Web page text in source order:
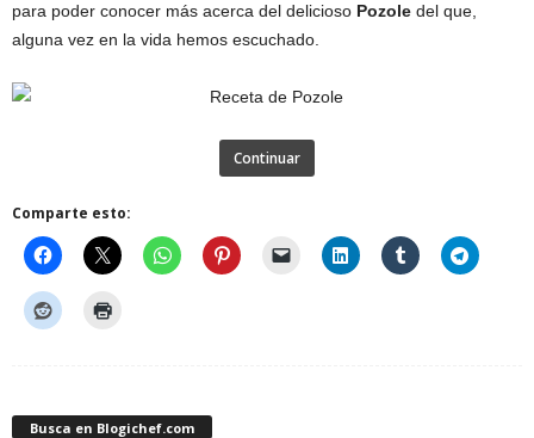
para poder conocer más acerca del delicioso Pozole del que,
alguna vez en la vida hemos escuchado.
Continuar
Comparte esto:
Busca en Blogichef.com